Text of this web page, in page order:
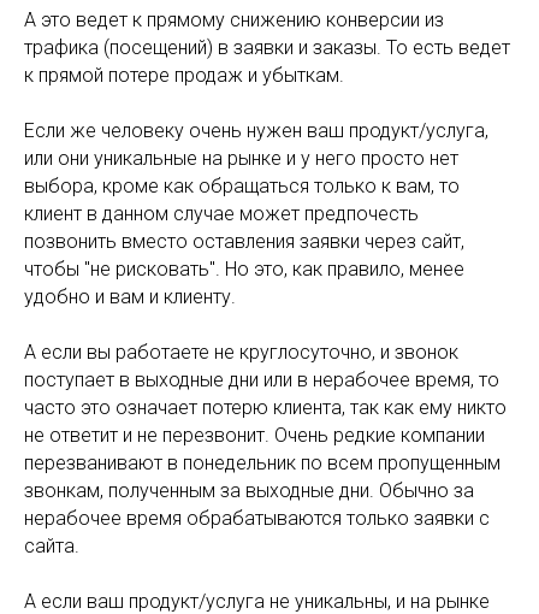
А это ведет к прямому снижению конверсии из
трафика (посещений) в заявки и заказы. То есть ведет
к прямой потере продаж и убыткам.
Если же человеку очень нужен ваш продукт/услуга,
или они уникальные на рынке и у него просто нет
выбора, кроме как обращаться только к вам, то
клиент в данном случае может предпочесть
позвонить вместо оставления заявки через сайт,
чтобы "не рисковать". Но это, как правило, менее
удобно и вам и клиенту.
А если вы работаете не круглосуточно, и звонок
поступает в выходные дни или в нерабочее время, то
часто это означает потерю клиента, так как ему никто
не ответит и не перезвонит. Очень редкие компании
перезванивают в понедельник по всем пропущенным
звонкам, полученным за выходные дни. Обычно за
нерабочее время обрабатываются только заявки с
сайта.
А если ваш продукт/услуга не уникальны, и на рынке